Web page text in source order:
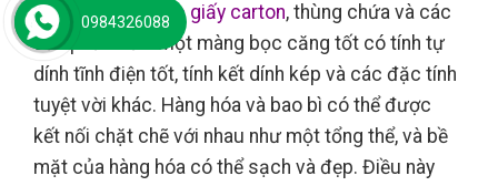
việc đóng góihộp giấy carton, thùng chứa và các
sản phẩm lớn. Một màng bọc căng tốt có tính tự
dính tĩnh điện tốt, tính kết dính kép và các đặc tính
tuyệt vời khác. Hàng hóa và bao bì có thể được
kết nối chặt chẽ với nhau như một tổng thể, và bề
mặt của hàng hóa có thể sạch và đẹp. Điều này
0984326088